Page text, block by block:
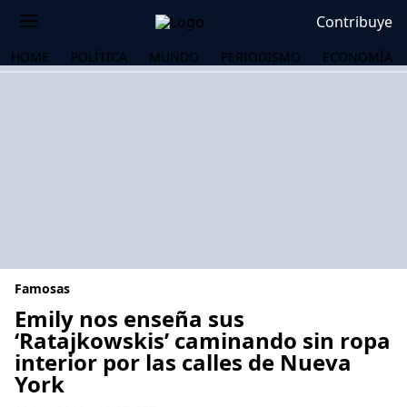
Contribuye
HOME POLÍTICA MUNDO PERIODISMO ECONOMÍA
Famosas
Emily nos enseña sus
‘Ratajkowskis’ caminando sin ropa
interior por las calles de Nueva
York